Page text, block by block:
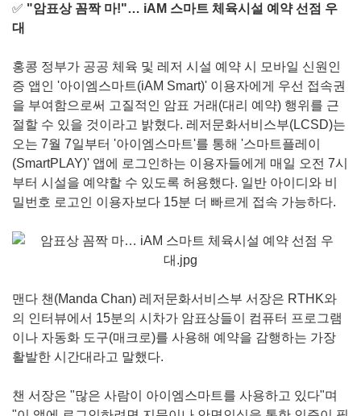
✅ "암표상 꼼짝 마!"… iAM 스마트 체육시설 예약 선점 우
대
홍콩 정부가 공공 체육 및 레저 시설 예약 시 모바일 신원인
증 앱인 '아이엠스마트(iAM Smart)' 이용자에게 우선 접속권
을 부여함으로써 고질적인 암표 거래(대리 예약) 행위를 근
절할 수 있을 것이라고 밝혔다. 레저문화서비스부(LCSD)는
오는 7월 7일부터 '아이엠스마트'를 통해 '스마트플레이
(SmartPLAY)' 앱에 로그인하는 이용자들에게 매일 오전 7시
부터 시설을 예약할 수 있도록 허용했다. 일반 아이디와 비
밀번호 로고인 이용자보다 15분 더 빠르게 접속 가능하다.
맨다 챈(Manda Chan) 레저문화서비스부 서장은 RTHK와
의 인터뷰에서 15분의 시차가 암표상들이 컴퓨터 프로그램
이나 자동화 도구(매크로)를 사용해 예약을 감행하는 가장
활발한 시간대라고 말했다.
챈 서장은 "많은 사람이 아이엠스마트를 사용하고 있다"며